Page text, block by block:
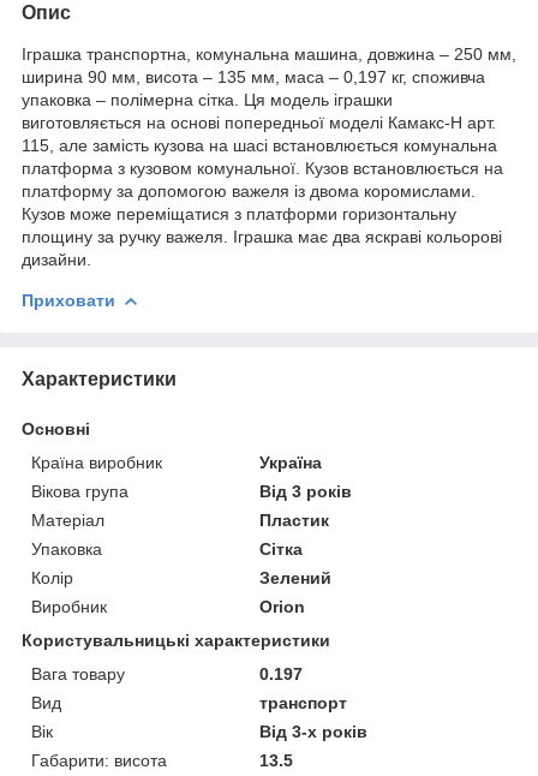
Опис
Іграшка транспортна, комунальна машина, довжина – 250 мм,
ширина 90 мм, висота – 135 мм, маса – 0,197 кг, споживча
упаковка – полімерна сітка. Ця модель іграшки
виготовляється на основі попередньої моделі Камакс-Н арт.
115, але замість кузова на шасі встановлюється комунальна
платформа з кузовом комунальної. Кузов встановлюється на
платформу за допомогою важеля із двома коромислами.
Кузов може переміщатися з платформи горизонтальну
площину за ручку важеля. Іграшка має два яскраві кольорові
дизайни.
Приховати
Характеристики
Основні
Країна виробник
Україна
Вікова група
Від 3 років
Матеріал
Пластик
Упаковка
Сітка
Колір
Зелений
Виробник
Orion
Користувальницькі характеристики
Вага товару
0.197
Вид
транспорт
Вік
Від 3-х років
Габарити: висота
13.5